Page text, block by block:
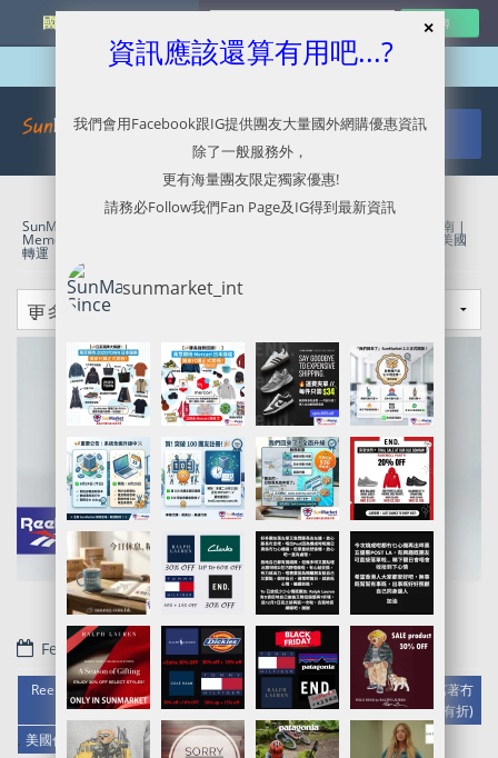
國外網購最新資訊
SunMarket 代購．代運．代寄 Reebok美國官網代購/代運/集運服務指南 |
Memorial Day 5折優惠 (寫著冇折都有折) 美國
轉運
February 14, 2019
Reebok美國官網代購/代運/集運服務指南 | Memorial Day 5折優惠 (寫著冇
折都有折)
美國代購代運
美國代運 美國轉運
.
資訊應該還算有用吧...?
我們會用Facebook跟IG提供團友大量國外網購優惠資訊
除了一般服務外，
更有海量團友限定獨家優惠!
請務必Follow我們Fan Page及IG得到最新資訊
sunmarket_int